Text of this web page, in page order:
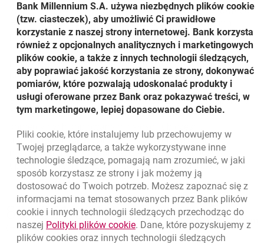
Wszelkie prawa do całej zawartości portalu internetowego
Banku Millennium SA są zastrzeżone. Użytkownik ma
prawo do pobrania oraz drukowania całych stron lub
fragmentów portalu internetowego Banku Millennium SA
pod warunkiem nienaruszania przy tych czynnościach
praw autorskich oraz praw własności przemysłowej, w tym
praw z rejestracji znaków towarowych, należących do
Banku Millennium SA i spółek Grupy. Żadna część portalu
Banku Millennium SA nie może być w celach
transmitowana elektronicznie lub w inny sposób,
modyfikowana, linkowana lub wykorzystana bez
uprzedniej pisemnej zgody Banku Millennium SA.
Nawigacja dolna
Zadzwoń do nas
801 331 331
(+48) 22 598 40 40
Migam
Bank Millennium S.A. używa niezbędnych plików cookie
(tzw. ciasteczek), aby umożliwić Ci prawidłowe
korzystanie z naszej strony internetowej. Bank korzysta
również z opcjonalnych analitycznych i marketingowych
plików cookie, a także z innych technologii śledzących,
aby poprawiać jakość korzystania ze strony, dokonywać
pomiarów, które pozwalają udoskonalać produkty i
usługi oferowane przez Bank oraz pokazywać treści, w
tym marketingowe, lepiej dopasowane do Ciebie.
Pliki cookie, które instalujemy lub przechowujemy w
Twojej przeglądarce, a także wykorzystywane inne
technologie śledzące, pomagają nam zrozumieć, w jaki
sposób korzystasz ze strony i jak możemy ją
dostosować do Twoich potrzeb. Możesz zapoznać się z
informacjami na temat stosowanych przez Bank plików
cookie i innych technologii śledzących przechodząc do
naszej Polityki plików cookielink otwiera się w nowym oknie
. Dane, które pozyskujemy z
plików cookies oraz innych technologii śledzących